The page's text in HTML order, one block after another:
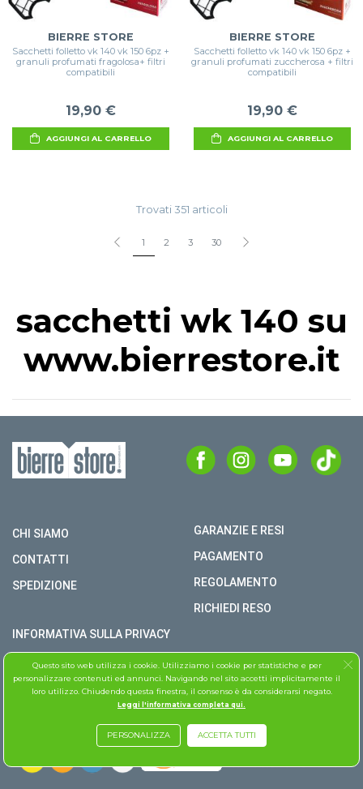
BIERRE STORE
Sacchetti folletto vk 140 vk 150 6pz +
granuli profumati fragolosa+ filtri
compatibili
19,90 €
AGGIUNGI AL CARRELLO
BIERRE STORE
Sacchetti folletto vk 140 vk 150 6pz +
granuli profumati zuccherosa + filtri
compatibili
19,90 €
AGGIUNGI AL CARRELLO
Trovati 351 articoli
1 2 3 30
sacchetti wk 140 su
www.bierrestore.it
CHI SIAMO
CONTATTI
SPEDIZIONE
GARANZIE E RESI
PAGAMENTO
REGOLAMENTO
RICHIEDI RESO
INFORMATIVA SULLA PRIVACY
COPYRIGHT © BIERRE STORE S.R.L. P.I. 02979990609
TUTTI I DIRITTI RISERVATI
ASSISTENZA FOLLETTO
Questo sito web utilizza i cookie. Utilizziamo i cookie per statistiche e per
personalizzare contenuti ed annunci. Navigando nel sito accetti implicitamente il
loro utilizzo. Chiudendo questa finestra, il consenso è da considerarsi negato.
Leggi l'informativa completa qui.
PERSONALIZZA ACCETTA TUTTI